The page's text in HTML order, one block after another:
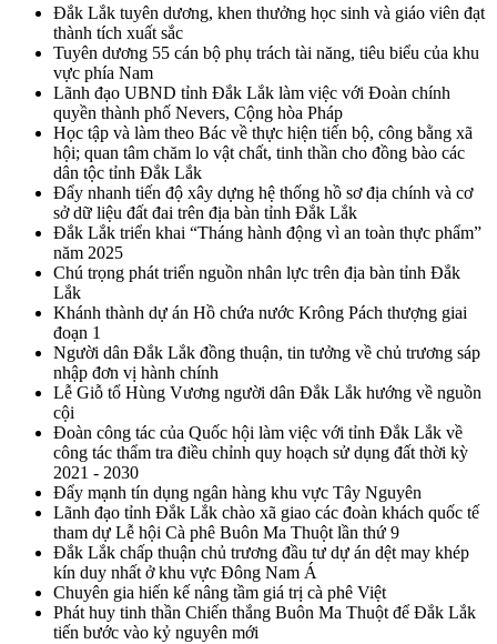
Đắk Lắk tuyên dương, khen thưởng học sinh và giáo viên đạt
thành tích xuất sắc
Tuyên dương 55 cán bộ phụ trách tài năng, tiêu biểu của khu
vực phía Nam
Lãnh đạo UBND tỉnh Đắk Lắk làm việc với Đoàn chính
quyền thành phố Nevers, Cộng hòa Pháp
Học tập và làm theo Bác về thực hiện tiến bộ, công bằng xã
hội; quan tâm chăm lo vật chất, tinh thần cho đồng bào các
dân tộc tỉnh Đắk Lắk
Đẩy nhanh tiến độ xây dựng hệ thống hồ sơ địa chính và cơ
sở dữ liệu đất đai trên địa bàn tỉnh Đắk Lắk
Đắk Lắk triển khai “Tháng hành động vì an toàn thực phẩm”
năm 2025
Chú trọng phát triển nguồn nhân lực trên địa bàn tỉnh Đắk
Lắk
Khánh thành dự án Hồ chứa nước Krông Pách thượng giai
đoạn 1
Người dân Đắk Lắk đồng thuận, tin tưởng về chủ trương sáp
nhập đơn vị hành chính
Lễ Giỗ tổ Hùng Vương người dân Đắk Lắk hướng về nguồn
cội
Đoàn công tác của Quốc hội làm việc với tỉnh Đắk Lắk về
công tác thẩm tra điều chỉnh quy hoạch sử dụng đất thời kỳ
2021 - 2030
Đẩy mạnh tín dụng ngân hàng khu vực Tây Nguyên
Lãnh đạo tỉnh Đắk Lắk chào xã giao các đoàn khách quốc tế
tham dự Lễ hội Cà phê Buôn Ma Thuột lần thứ 9
Đắk Lắk chấp thuận chủ trương đầu tư dự án dệt may khép
kín duy nhất ở khu vực Đông Nam Á
Chuyên gia hiến kế nâng tầm giá trị cà phê Việt
Phát huy tinh thần Chiến thắng Buôn Ma Thuột để Đắk Lắk
tiến bước vào kỷ nguyên mới